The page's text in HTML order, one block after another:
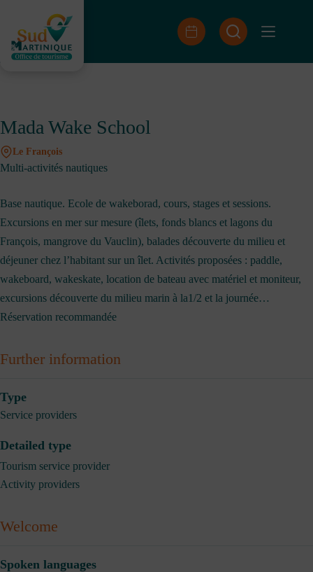
content
Mada Wake School
Le François
Multi-activités nautiques
Base nautique. Ecole de wakeborad, cours, stages et sessions.
Excursions en mer sur mesure (îlets, fonds blancs et lagons du
François, mangrove du Vauclin), balades découverte du milieu et
déjeuner chez l’habitant sur un îlet. Activités proposées : paddle,
wakeboard, wakeskate, location de bateau avec matériel et moniteur,
excursions découverte du milieu marin à la1/2 et la journée…
Réservation recommandée
Further information
Type
Service providers
Detailed type
Tourism service provider
Activity providers
Welcome
Spoken languages